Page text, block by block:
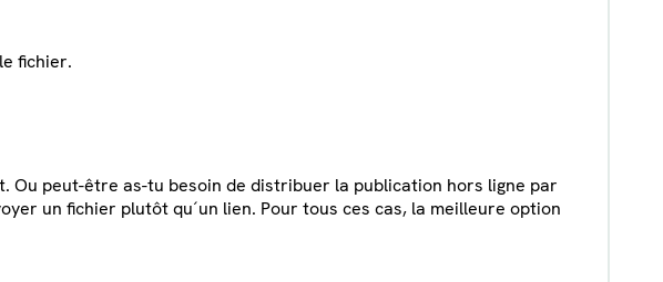
fichier.
Ou peut-être as-tu besoin de distribuer la publication hors ligne par
un fichier plutôt qu´un lien. Pour tous ces cas, la meilleure option